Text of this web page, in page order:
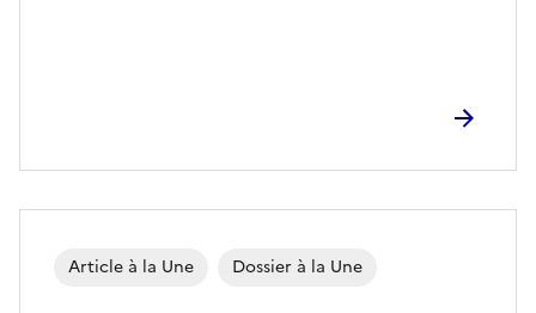
Article à la Une Dossier à la Une